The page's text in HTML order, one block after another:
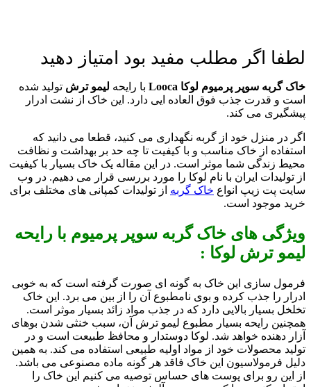
لطفا اگر مطلب مفید بود امتیاز دهید
خاک گربه سوپر پرمیوم لوکا Looca با رایحه لیمو ترش تولید شده
است و قدرت جذب فوق العاده ایی دارد. این خاک از نشت ادرار
پیشگیری می کند.
اگر در منزل خود از گربه نگهداری می کنید، قطعا می دانید که
استفاده از خاک مناسب و با کیفیت تا چه حد بر بهداشت و نظافت
محیط زندگی شما موثر است. در این مقاله یک خاک بسیار با کیفیت
از تولیدات ایران با نام لوکا را مورد بررسی قرار می دهیم. در وب
سایت پت زیپ انواع خاک گربه از تولیدات کمپانی های مختلف برای
خرید موجود است.
ویژگی های خاک گربه سوپر پرمیوم با رایحه
لیمو ترش لوکا :
فرمول سازی این خاک به گونه ای صورت گرفته است که به خوبی
ادرار را جذب کرده و بوی نامطبوع آن را از بین می برد. این خاک
تخلخل بسیار بالایی دارد که در جذب مواد زائد بسیار موثر است.
همچنین رایحه بسیار مطبوع لیمو ترش آن، سبب خنثی شدن بوهای
آزار دهنده خواهد شد. لوکا دوستدار و محافظ طبیعت است و در
تولید محصولات خود از مواد اولیه طبیعی استفاده می کند. به همین
دلیل فرمولاسیون این خاک فاقد هر گونه ماده مصنوعی می باشد.
از این رو برای پوست های حساس توصیه می کنیم این خاک را